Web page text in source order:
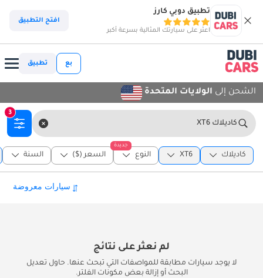
تطبيق دوبي كارز
اعثر على سيارتك المثالية بسرعة أكبر
افتح التطبيق
بع تطبيق
الشحن إلى الولايات المتحدة
كاديلاك XT6
3
كاديلاك XT6
جديدة
النوع السعر ($) السنة
لم نعثر على نتائج
لا يوجد سيارات مطابقة للمواصفات التي تبحث عنها. حاول تعديل
البحث أو إزالة بعض مكونات الفلتر.